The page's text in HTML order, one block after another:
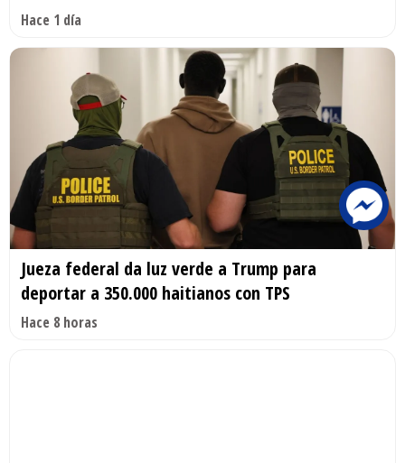
Hace 1 día
Jueza federal da luz verde a Trump para
deportar a 350.000 haitianos con TPS
Hace 8 horas